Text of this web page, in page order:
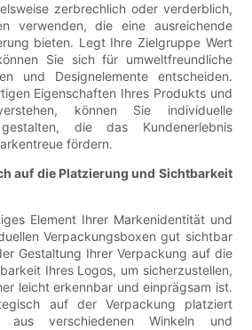
zerbrechlich oder verderblich,
verwenden, die eine ausreichende
bieten. Legt Ihre Zielgruppe Wert
Sie sich für umweltfreundliche
und Designelemente entscheiden.
Eigenschaften Ihres Produkts und
können Sie individuelle
gestalten, die das Kundenerlebnis
fördern.
auf die Platzierung und Sichtbarkeit
Element Ihrer Markenidentität und
Verpackungsboxen gut sichtbar
Gestaltung Ihrer Verpackung auf die
Ihres Logos, um sicherzustellen,
leicht erkennbar und einprägsam ist.
auf der Verpackung platziert
verschiedenen Winkeln und